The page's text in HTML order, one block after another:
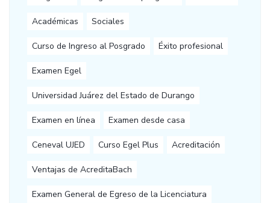
Académicas Sociales
Curso de Ingreso al Posgrado Éxito profesional
Examen Egel
Universidad Juárez del Estado de Durango
Examen en línea Examen desde casa
Ceneval UJED Curso Egel Plus Acreditación
Ventajas de AcreditaBach
Examen General de Egreso de la Licenciatura